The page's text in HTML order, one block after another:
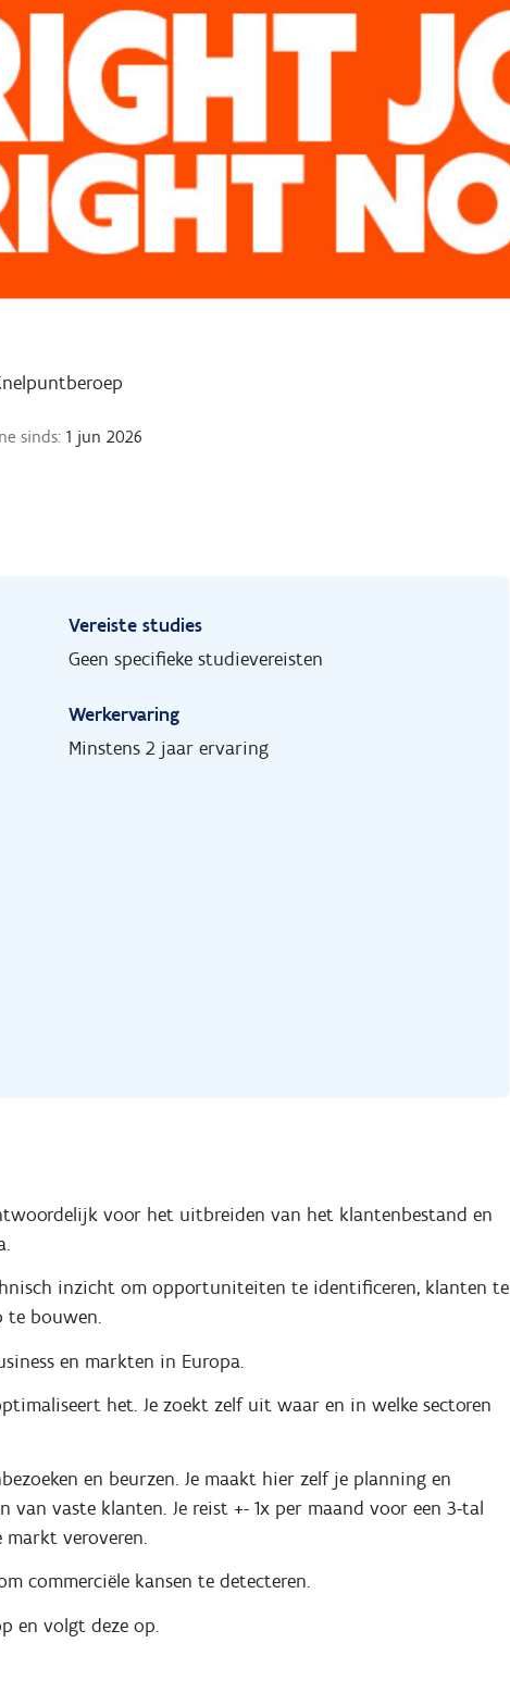
sinds: 1 jun 2026
Vereiste studies
Geen specifieke studievereisten
Werkervaring
Minstens 2 jaar ervaring
voor het uitbreiden van het klantenbestand en
inzicht om opportuniteiten te identificeren, klanten te
te bouwen.
en markten in Europa.
het. Je zoekt zelf uit waar en in welke sectoren
en beurzen. Je maakt hier zelf je planning en
van vaste klanten. Je reist +- 1x per maand voor een 3-tal
markt veroveren.
commerciële kansen te detecteren.
en volgt deze op.